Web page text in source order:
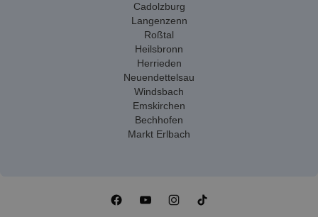
Cadolzburg
Langenzenn
Roßtal
Heilsbronn
Herrieden
Neuendettelsau
Windsbach
Emskirchen
Bechhofen
Markt Erlbach